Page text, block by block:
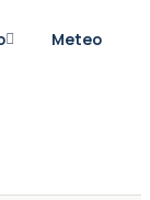
Meteo